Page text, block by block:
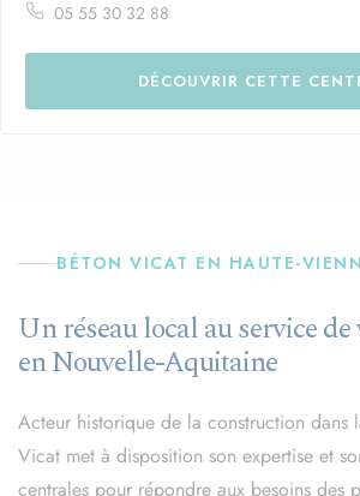
05 55 30 32 88
DÉCOUVRIR CETTE
BÉTON VICAT EN HAUTE-
Un réseau local au service
en Nouvelle-Aquitaine
Acteur historique de la construction dans
Vicat met à disposition son expertise et
centrales pour répondre aux besoins des